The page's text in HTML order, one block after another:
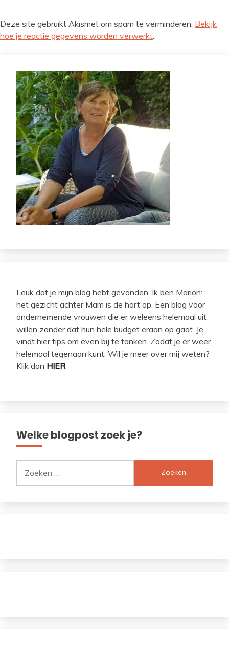
Deze site gebruikt Akismet om spam te verminderen. Bekijk
hoe je reactie gegevens worden verwerkt
Leuk dat je mijn blog hebt gevonden. Ik ben Marion:
het gezicht achter Mam is de hort op. Een blog voor
ondernemende vrouwen die er weleens helemaal uit
willen zonder dat hun hele budget eraan op gaat. Je
vindt hier tips om even bij te tanken. Zodat je er weer
helemaal tegenaan kunt. Wil je meer over mij weten?
Klik dan HIER
Welke blogpost zoek je?
naar: